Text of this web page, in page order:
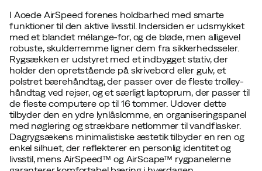
I Aoede AirSpeed forenes holdbarhed med smarte
funktioner til den aktive livsstil. Indersiden er udsmykket
med et blandet mélange-for, og de bløde, men alligevel
robuste, skulderremme ligner dem fra sikkerhedsseler.
Rygsækken er udstyret med et indbygget stativ, der
holder den opretstående på skrivebord eller gulv, et
polstret bærehåndtag, der passer over de fleste trolley-
håndtag ved rejser, og et særligt laptoprum, der passer til
de fleste computere op til 16 tommer. Udover dette
tilbyder den en ydre lynlåslomme, en organiseringspanel
med nøglering og strækbare netlommer til vandflasker.
Dagrygsækens minimalistiske æstetik tilbyder en ren og
enkel silhuet, der reflekterer en personlig identitet og
livsstil, mens AirSpeed™ og AirScape™ rygpanelerne